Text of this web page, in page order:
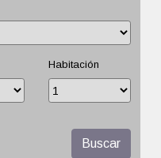
Habitación
Buscar